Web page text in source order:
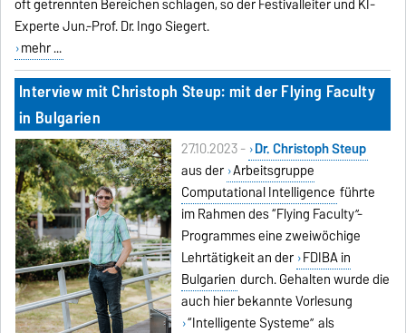
oft getrennten Bereichen schlagen, so der Festivalleiter und KI-
Experte Jun.-Prof. Dr. Ingo Siegert.
mehr ...
Interview mit Christoph Steup: mit der Flying Faculty
in Bulgarien
27.10.2023 - Dr. Christoph Steup
aus der Arbeitsgruppe
Computational Intelligence führte
im Rahmen des “Flying Faculty”-
Programmes eine zweiwöchige
Lehrtätigkeit an der FDIBA in
Bulgarien durch. Gehalten wurde die
auch hier bekannte Vorlesung
“Intelligente Systeme” als